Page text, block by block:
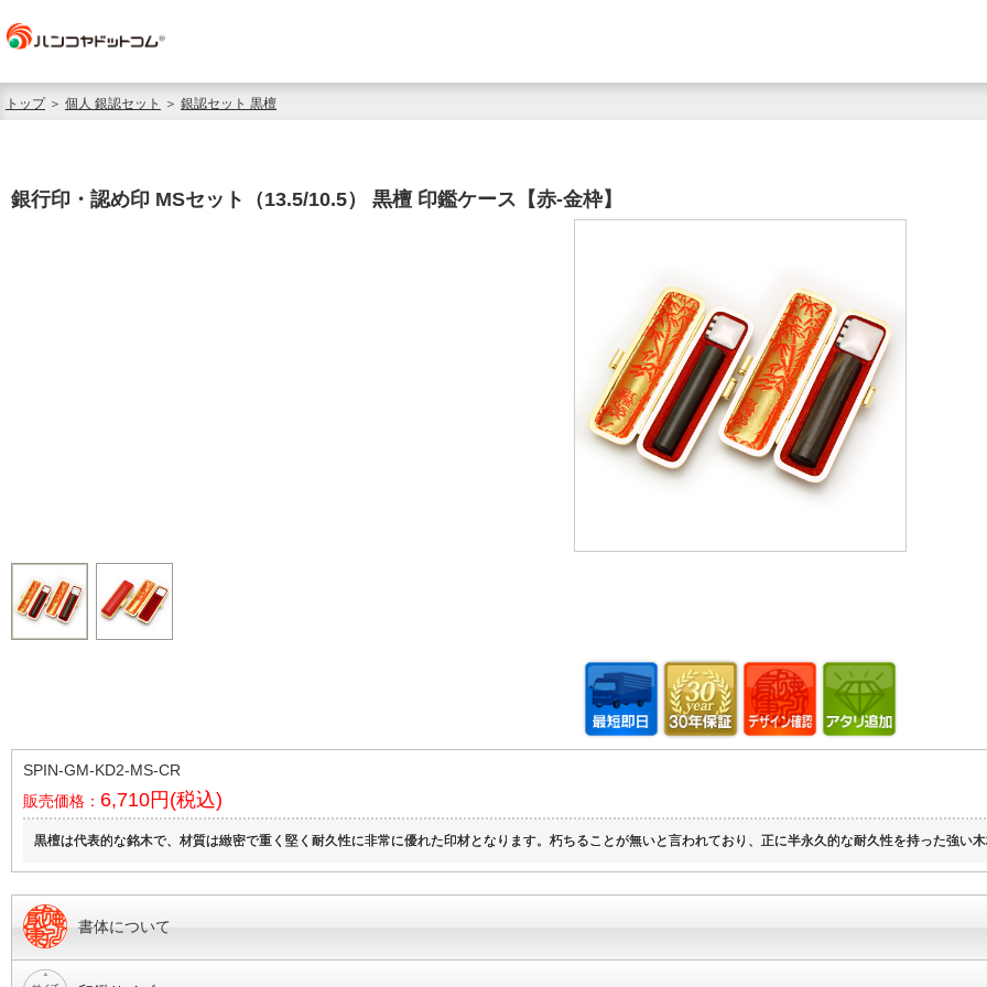
トップ＞ 個人 銀認セット ＞ 銀認セット 黒檀
銀行印・認め印 MSセット（13.5/10.5） 黒檀 印鑑ケース【赤-金枠】
SPIN-GM-KD2-MS-CR
販売価格： 6,710円(税込)
黒檀は代表的な銘木で、材質は緻密で重く堅く耐久性に非常に優れた印材となります。朽ちることが無いと言われており、正に半永久的な耐久性を持った強い
書体について